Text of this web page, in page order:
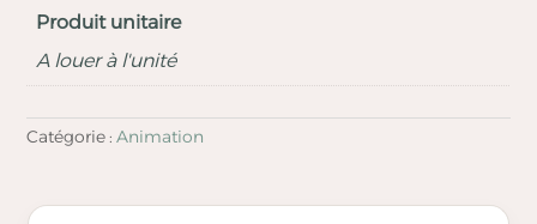
Produit unitaire
A louer à l'unité
Catégorie :Animation